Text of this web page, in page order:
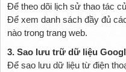
Để theo dõi lịch sử thao tác
Để xem danh sách đầy đủ
nào trong trang web.
3. Sao lưu trữ dữ liệu
Để sao lưu dữ liệu từ điện